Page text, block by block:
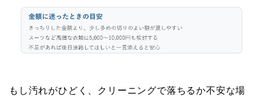
もし汚れがひどく、クリーニングで落ちるか不安な場